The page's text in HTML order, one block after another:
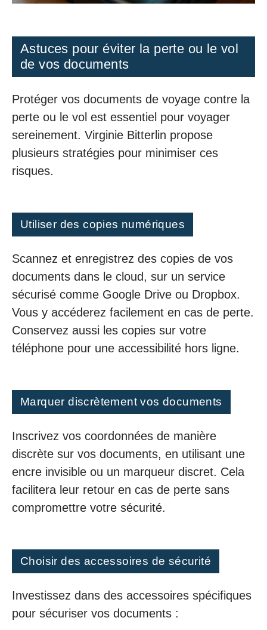
Astuces pour éviter la perte ou le vol
de vos documents
Protéger vos documents de voyage contre la
perte ou le vol est essentiel pour voyager
sereinement. Virginie Bitterlin propose
plusieurs stratégies pour minimiser ces
risques.
Utiliser des copies numériques
Scannez et enregistrez des copies de vos
documents dans le cloud, sur un service
sécurisé comme Google Drive ou Dropbox.
Vous y accéderez facilement en cas de perte.
Conservez aussi les copies sur votre
téléphone pour une accessibilité hors ligne.
Marquer discrètement vos documents
Inscrivez vos coordonnées de manière
discrète sur vos documents, en utilisant une
encre invisible ou un marqueur discret. Cela
facilitera leur retour en cas de perte sans
compromettre votre sécurité.
Choisir des accessoires de sécurité
Investissez dans des accessoires spécifiques
pour sécuriser vos documents :